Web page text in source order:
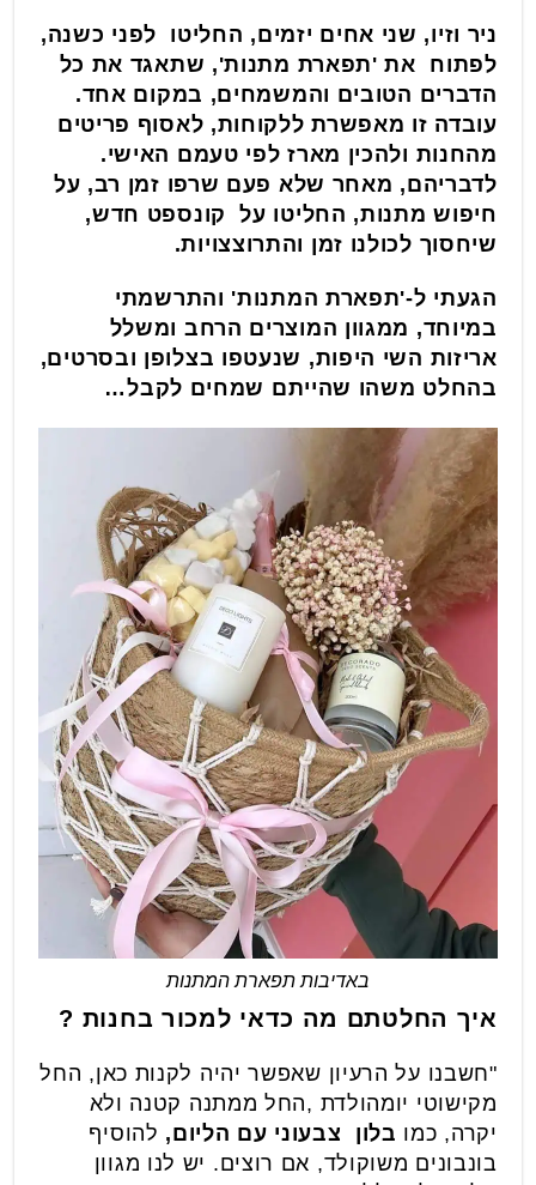
ניר וזיו, שני אחים יזמים, החליטו לפני כשנה,
לפתוח את 'תפארת מתנות', שתאגד את כל
הדברים הטובים והמשמחים, במקום אחד.
עובדה זו מאפשרת ללקוחות, לאסוף פריטים
מהחנות ולהכין מארז לפי טעמם האישי.
לדבריהם, מאחר שלא פעם שרפו זמן רב, על
חיפוש מתנות, החליטו על קונספט חדש,
שיחסוך לכולנו זמן והתרוצצויות.
הגעתי ל-'תפארת המתנות' והתרשמתי
במיוחד, ממגוון המוצרים הרחב ומשלל
אריזות השי היפות, שנעטפו בצלופן ובסרטים,
בהחלט משהו שהייתם שמחים לקבל…
באדיבות תפארת המתנות
איך החלטתם מה כדאי למכור בחנות ?
"חשבנו על הרעיון שאפשר יהיה לקנות כאן, החל
מקישוטי יומהולדת ,החל ממתנה קטנה ולא
יקרה, כמו בלון צבעוני עם הליום, להוסיף
בונבונים משוקולד, אם רוצים. יש לנו מגוון